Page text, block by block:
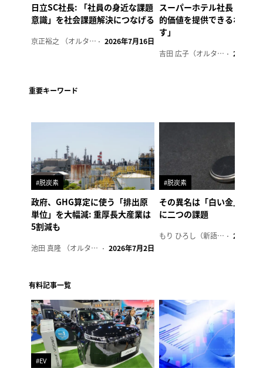
日立SC社長: 「社員の身近な課題
意識」を社会課題解決につなげる
京正裕之 （オルタナ副編集長） 2026年7月16日
スーパーホテル社長「地域
的価値を提供できるホテル
す」
吉田 広子（オルタナ輪番編集長） 2026年6
重要キーワード
#脱炭素
政府、GHG算定に使う「排出原
単位」を大幅減: 重厚長大産業は
5割減も
池田 真隆 （オルタナ輪番編集長） 2026年7月2日
#脱炭素
その異名は「白い金」、リ
に二つの課題
もり ひろし（新語ウォッチャー） 2023年7
有料記事一覧
#EV